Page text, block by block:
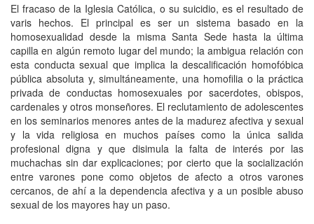
El fracaso de la Iglesia Católica, o su suicidio, es el resultado de
varis hechos. El principal es ser un sistema basado en la
homosexualidad desde la misma Santa Sede hasta la última
capilla en algún remoto lugar del mundo; la ambigua relación con
esta conducta sexual que implica la descalificación homofóbica
pública absoluta y, simultáneamente, una homofilia o la práctica
privada de conductas homosexuales por sacerdotes, obispos,
cardenales y otros monseñores. El reclutamiento de adolescentes
en los seminarios menores antes de la madurez afectiva y sexual
y la vida religiosa en muchos países como la única salida
profesional digna y que disimula la falta de interés por las
muchachas sin dar explicaciones; por cierto que la socialización
entre varones pone como objetos de afecto a otros varones
cercanos, de ahí a la dependencia afectiva y a un posible abuso
sexual de los mayores hay un paso.